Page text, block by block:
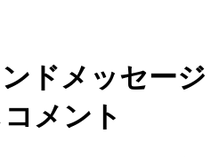
ドメッセージ
メント